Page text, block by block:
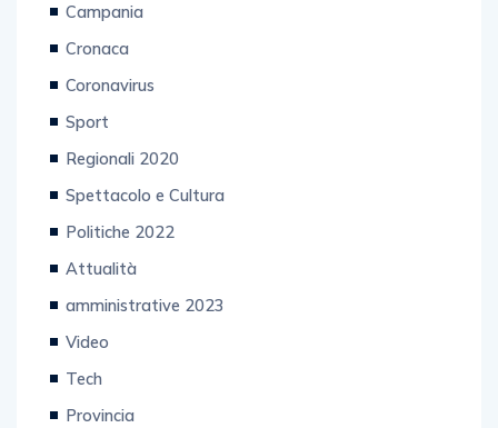
Campania
Cronaca
Coronavirus
Sport
Regionali 2020
Spettacolo e Cultura
Politiche 2022
Attualità
amministrative 2023
Video
Tech
Provincia